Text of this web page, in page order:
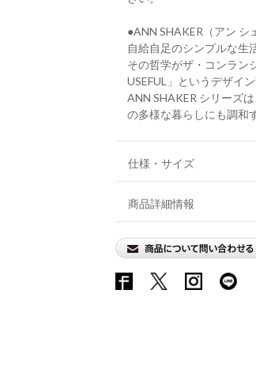
●ANN SHAKER（アン シ
自給自足のシンプルな生
その哲学がザ・コンラン
USEFUL」というデザイ
ANN SHAKER シリーズ
の多様な暮らしにも調和
仕様・サイズ
商品詳細情報